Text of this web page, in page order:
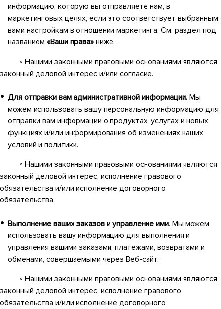
информацию, которую вы отправляете нам, в
маркетинговых целях, если это соответствует выбранным
вами настройкам в отношении маркетинга. См. раздел под
названием «Ваши права»ниже.
◦ Нашими законными правовыми основаниями являются
законный деловой интерес и/или согласие.
Для отправки вам административной информации. Мы
можем использовать вашу персональную информацию для
отправки вам информации о продуктах, услугах и новых
функциях и/или информирования об изменениях наших
условий и политики.
◦ Нашими законными правовыми основаниями являются
законный деловой интерес, исполнение правового
обязательства и/или исполнение договорного
обязательства.
Выполнение ваших заказов и управление ими. Мы можем
использовать вашу информацию для выполнения и
управления вашими заказами, платежами, возвратами и
обменами, совершаемыми через Веб-сайт.
◦ Нашими законными правовыми основаниями являются
законный деловой интерес, исполнение правового
обязательства и/или исполнение договорного